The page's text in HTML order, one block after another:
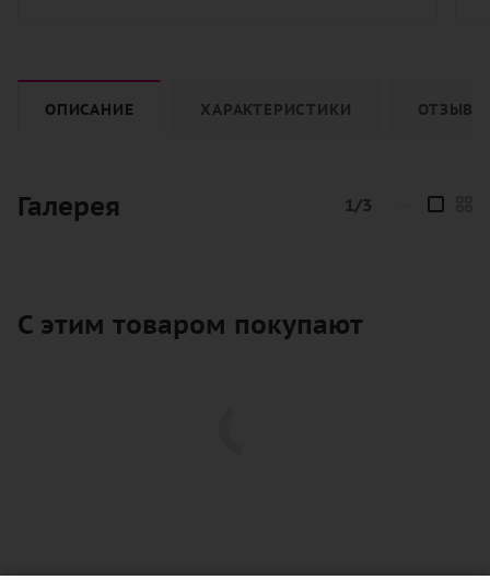
ОПИСАНИЕ ХАРАКТЕРИСТИКИ ОТЗЫВЫ
Галерея 1/3
С этим товаром покупают